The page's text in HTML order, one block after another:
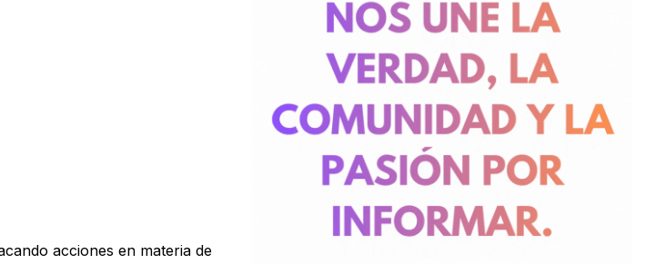
acciones en materia de